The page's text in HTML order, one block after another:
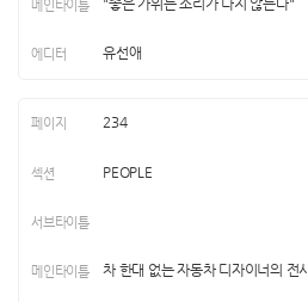
유선애
234
PEOPLE
차 한대 없는 자동차 디자이너의 전시